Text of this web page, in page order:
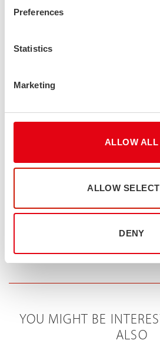
Preferences
Statistics
Marketing
ALLOW ALL
ALLOW
DENY
Größe der Profile
Ask us more
GERARD STOLK
Stahlrohre und Profile
+31 65 348 9790
YOU MIGHT BE
ALSO